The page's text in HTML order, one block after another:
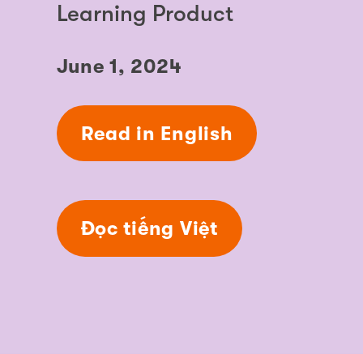
Learning Product
June 1, 2024
Read in English
Đọc tiếng Việt